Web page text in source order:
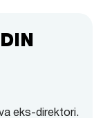
eks-direktori.